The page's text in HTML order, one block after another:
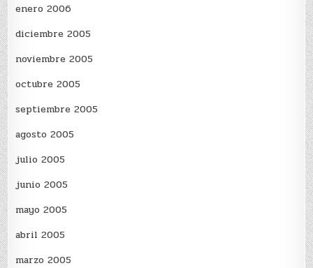
enero 2006
diciembre 2005
noviembre 2005
octubre 2005
septiembre 2005
agosto 2005
julio 2005
junio 2005
mayo 2005
abril 2005
marzo 2005